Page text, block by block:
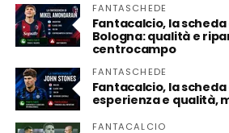
FANTASCHEDE
Fantacalcio, la
Bologna: qualità e
centrocampo
FANTASCHEDE
Fantacalcio, la scheda
esperienza e qualità,
FANTACALCIO